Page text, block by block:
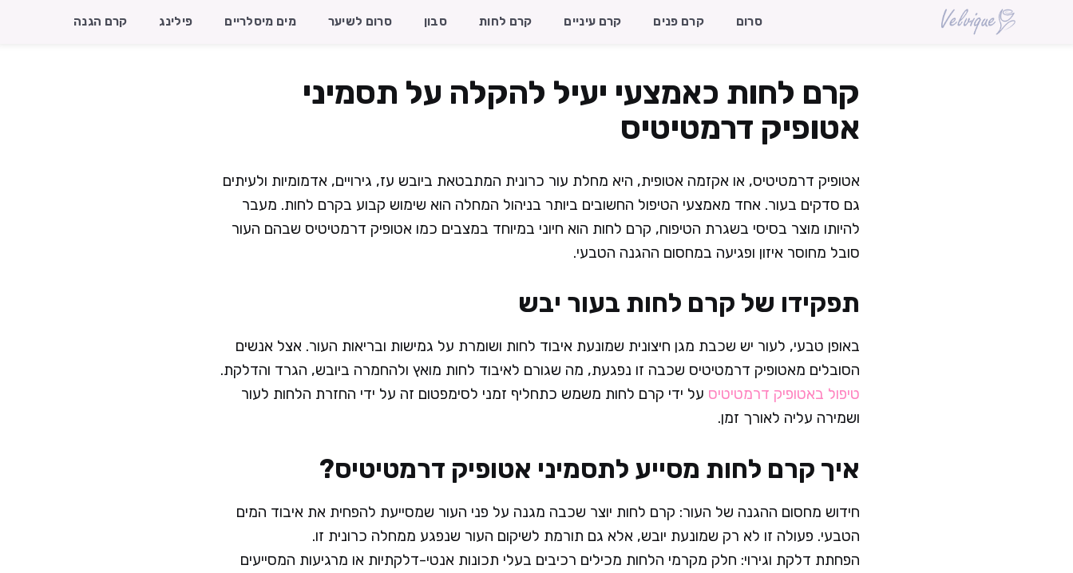
סרום קרם פנים קרם עיניים קרם לחות סבון סרום לשיער מים מיסלריים פילינג קרם הגנה
קרם לחות כאמצעי יעיל להקלה על תסמיני
אטופיק דרמטיטיס
אטופיק דרמטיטיס, או אקזמה אטופית, היא מחלת עור כרונית המתבטאת ביובש עז, גירויים, אדמומיות ולעיתים
גם סדקים בעור. אחד מאמצעי הטיפול החשובים ביותר בניהול המחלה הוא שימוש קבוע בקרם לחות. מעבר
להיותו מוצר בסיסי בשגרת הטיפוח, קרם לחות הוא חיוני במיוחד במצבים כמו אטופיק דרמטיטיס שבהם העור
סובל מחוסר איזון ופגיעה במחסום ההגנה הטבעי.
תפקידו של קרם לחות בעור יבש
באופן טבעי, לעור יש שכבת מגן חיצונית שמונעת איבוד לחות ושומרת על גמישות ובריאות העור. אצל אנשים
הסובלים מאטופיק דרמטיטיס שכבה זו נפגעת, מה שגורם לאיבוד לחות מואץ ולהחמרה ביובש, הגרד והדלקת.
טיפול באטופיק דרמטיטיס על ידי קרם לחות משמש כתחליף זמני לסימפטום זה על ידי החזרת הלחות לעור
ושמירה עליה לאורך זמן.
איך קרם לחות מסייע לתסמיני אטופיק דרמטיטיס?
חידוש מחסום ההגנה של העור: קרם לחות יוצר שכבה מגנה על פני העור שמסייעת להפחית את איבוד המים
הטבעי. פעולה זו לא רק שמונעת יובש, אלא גם תורמת לשיקום העור שנפגע ממחלה כרונית זו.
הפחתת דלקת וגירוי: חלק מקרמי הלחות מכילים רכיבים בעלי תכונות אנטי-דלקתיות או מרגיעות המסייעים